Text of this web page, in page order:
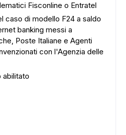
Fisconline o Entratel
caso di modello F24 a saldo
banking messi a
Poste Italiane e Agenti
con l'Agenzia delle
abilitato